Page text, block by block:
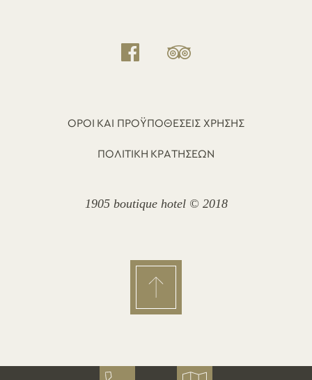
ΟΡΟΙ ΚΑΙ ΠΡΟΫΠΟΘΕΣΕΙΣ ΧΡΗΣΗΣ
ΠΟΛΙΤΙΚΗ ΚΡΑΤΗΣΕΩΝ
1905 boutique hotel © 2018